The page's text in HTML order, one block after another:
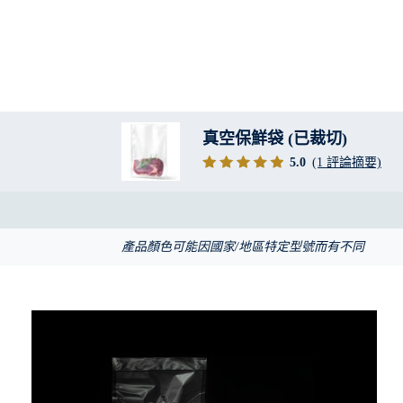
真空保鮮袋 (已裁切)
5.0 (1 評論摘要)
產品顏色可能因國家/地區特定型號而有不同